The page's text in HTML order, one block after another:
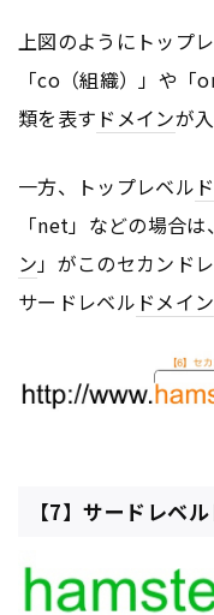
上図のようにトップ
「co（組織）」や「
類を表す ドメインが
一方、トップレベル
「net」などの場合
ン」がこのセカンド
サードレベル ドメイン
【7】サードレベ